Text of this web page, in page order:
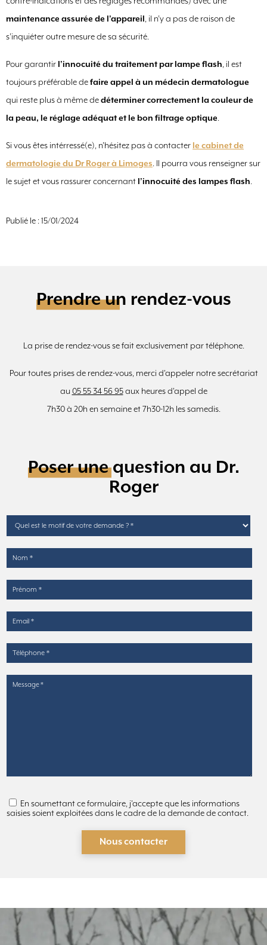
maintenance assurée de l’appareil , il n’y a pas de raison de
s’inquiéter outre mesure de sa sécurité.
Pour garantir l’innocuité du traitement par lampe flash, il est
toujours préférable defaire appel à un médecin dermatologue
qui reste plus à même dedéterminer correctement la couleur de
la peau, le réglage adéquat et le bon filtrage optique.
Si vous êtes intérressé(e), n’hésitez pas à contacter le cabinet de
dermatologie du Dr Roger à Limoges. Il pourra vous renseigner sur
le sujet et vous rassurer concernant l’innocuité des lampes flash.
Publié le : 15/01/2024
Prendre un rendez-vous
La prise de rendez-vous se fait exclusivement par téléphone.
Pour toutes prises de rendez-vous, merci d'appeler notre secrétariat
au 05 55 34 56 95aux heures d'appel de
7h30 à 20h en semaine et 7h30-12h les samedis.
Poser une question au Dr.
Roger
En soumettant ce formulaire, j'accepte que les informations
saisies soient exploitées dans le cadre de la demande de contact.